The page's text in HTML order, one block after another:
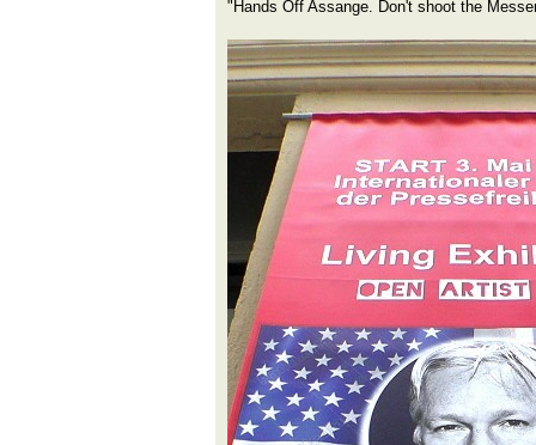
"Hands Off Assange. Don't shoot the